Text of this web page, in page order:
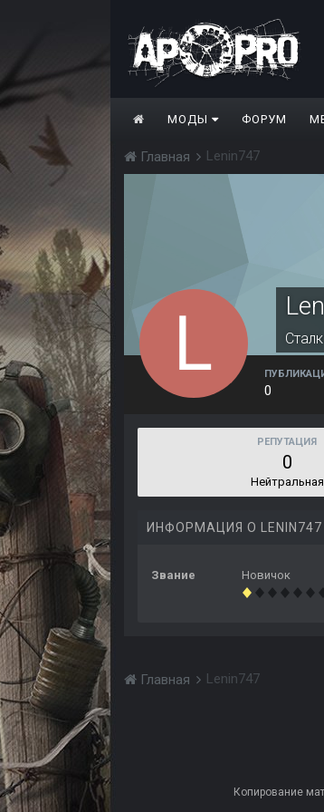
МОДЫ ФОРУМ
Главная Lenin747
0
РЕПУТАЦИЯ
0
Нейтральная
ИНФОРМАЦИЯ О LENIN747
Звание Новичок
Главная Lenin747
Копирование